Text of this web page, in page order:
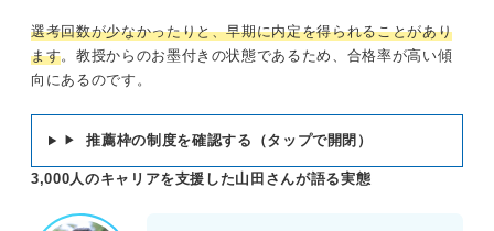
選考回数が少なかったりと、早期に内定を得られることがあり
ます。教授からのお墨付きの状態であるため、合格率が高い傾
向にあるのです。
▶ 推薦枠の制度を確認する（タップで開閉）
3,000人のキャリアを支援した山田さんが語る実態